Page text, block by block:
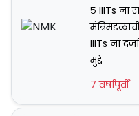
५ IIITs ना
IIITs ना
मुद्दे
7 वर्षापूर्वी